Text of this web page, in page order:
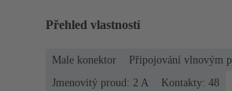
Přehled vlastností
Male konektor
Připojování vlnovým
Jmenovitý proud: ‌2 A
Kontakty: 48